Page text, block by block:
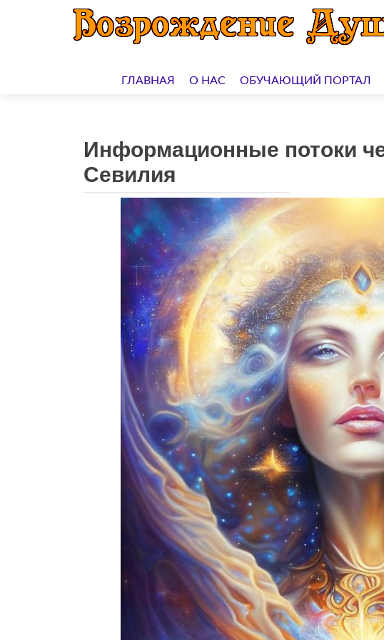
кГЛАВНАЯ О НАС ОБУЧАЮЩИЙ ПОРТАЛ
Информационные потоки
Севилия